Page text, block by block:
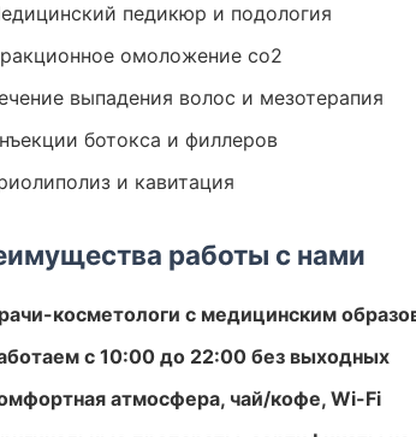
педикюр и подология
омоложение co2
выпадения волос и мезотерапия
ботокса и филлеров
и кавитация
работы с нами
косметологи с медицинским
с 10:00 до 22:00 без выходных
атмосфера, чай/кофе, Wi-Fi